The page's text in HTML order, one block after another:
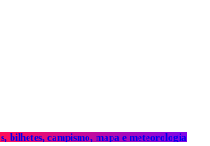
bilhetes, campismo, mapa e meteorologia